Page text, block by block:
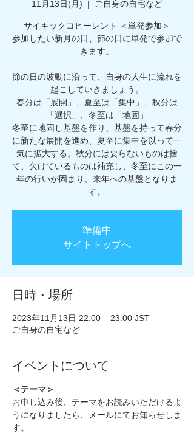
11月13日(月)
  |
ご自身の自宅など
サイキックコヒーレント ＜単発参加＞
参加したい新月の日、節の日に単発で参加で
きます。
節の日の波動に沿って、自身の人生に流れを
起こしていきましょう。
春分は「展開」、夏至は「集中」、秋分は
「選択」、冬至は「地固」
冬至に地固し基盤を作り、基盤を持って春分
に新たな展開を進め、夏至に集中を以って一
気に拡大する。秋分には要らないものは捨
て、欠けているものは補充し、冬至にこの一
年の行いが固まり、来年への基盤となりま
す。
準備中
サイトトップへ
日時・場所
2023年11月13日 22:00 – 23:00 JST
ご自身の自宅など
イベントについて
＜テーマ＞
お申し込み後、テーマをお読みいただけるよ
うになりましたら、メールにてお知らせしま
す。